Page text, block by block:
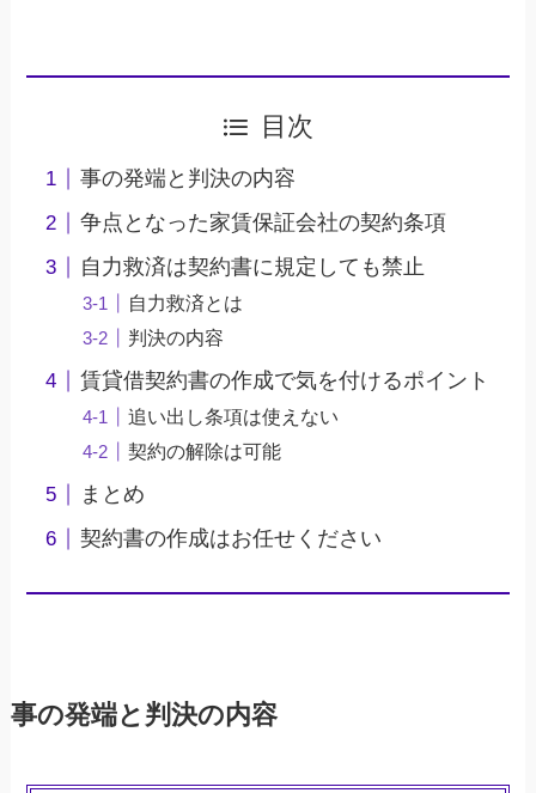
目次
事の発端と判決の内容
争点となった家賃保証会社の契約条項
自力救済は契約書に規定しても禁止
自力救済とは
判決の内容
賃貸借契約書の作成で気を付けるポイント
追い出し条項は使えない
契約の解除は可能
まとめ
契約書の作成はお任せください
事の発端と判決の内容